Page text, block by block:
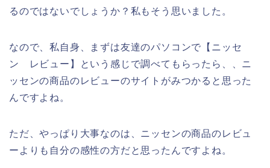
るのではないでしょうか？私もそう思いました。
なので、私自身、まずは友達のパソコンで【ニッセ
ン レビュー】という感じで調べてもらったら、、ニ
ッセンの商品のレビューのサイトがみつかると思った
んですよね。
ただ、やっぱり大事なのは、ニッセンの商品のレビュ
ーよりも自分の感性の方だと思ったんですよね。